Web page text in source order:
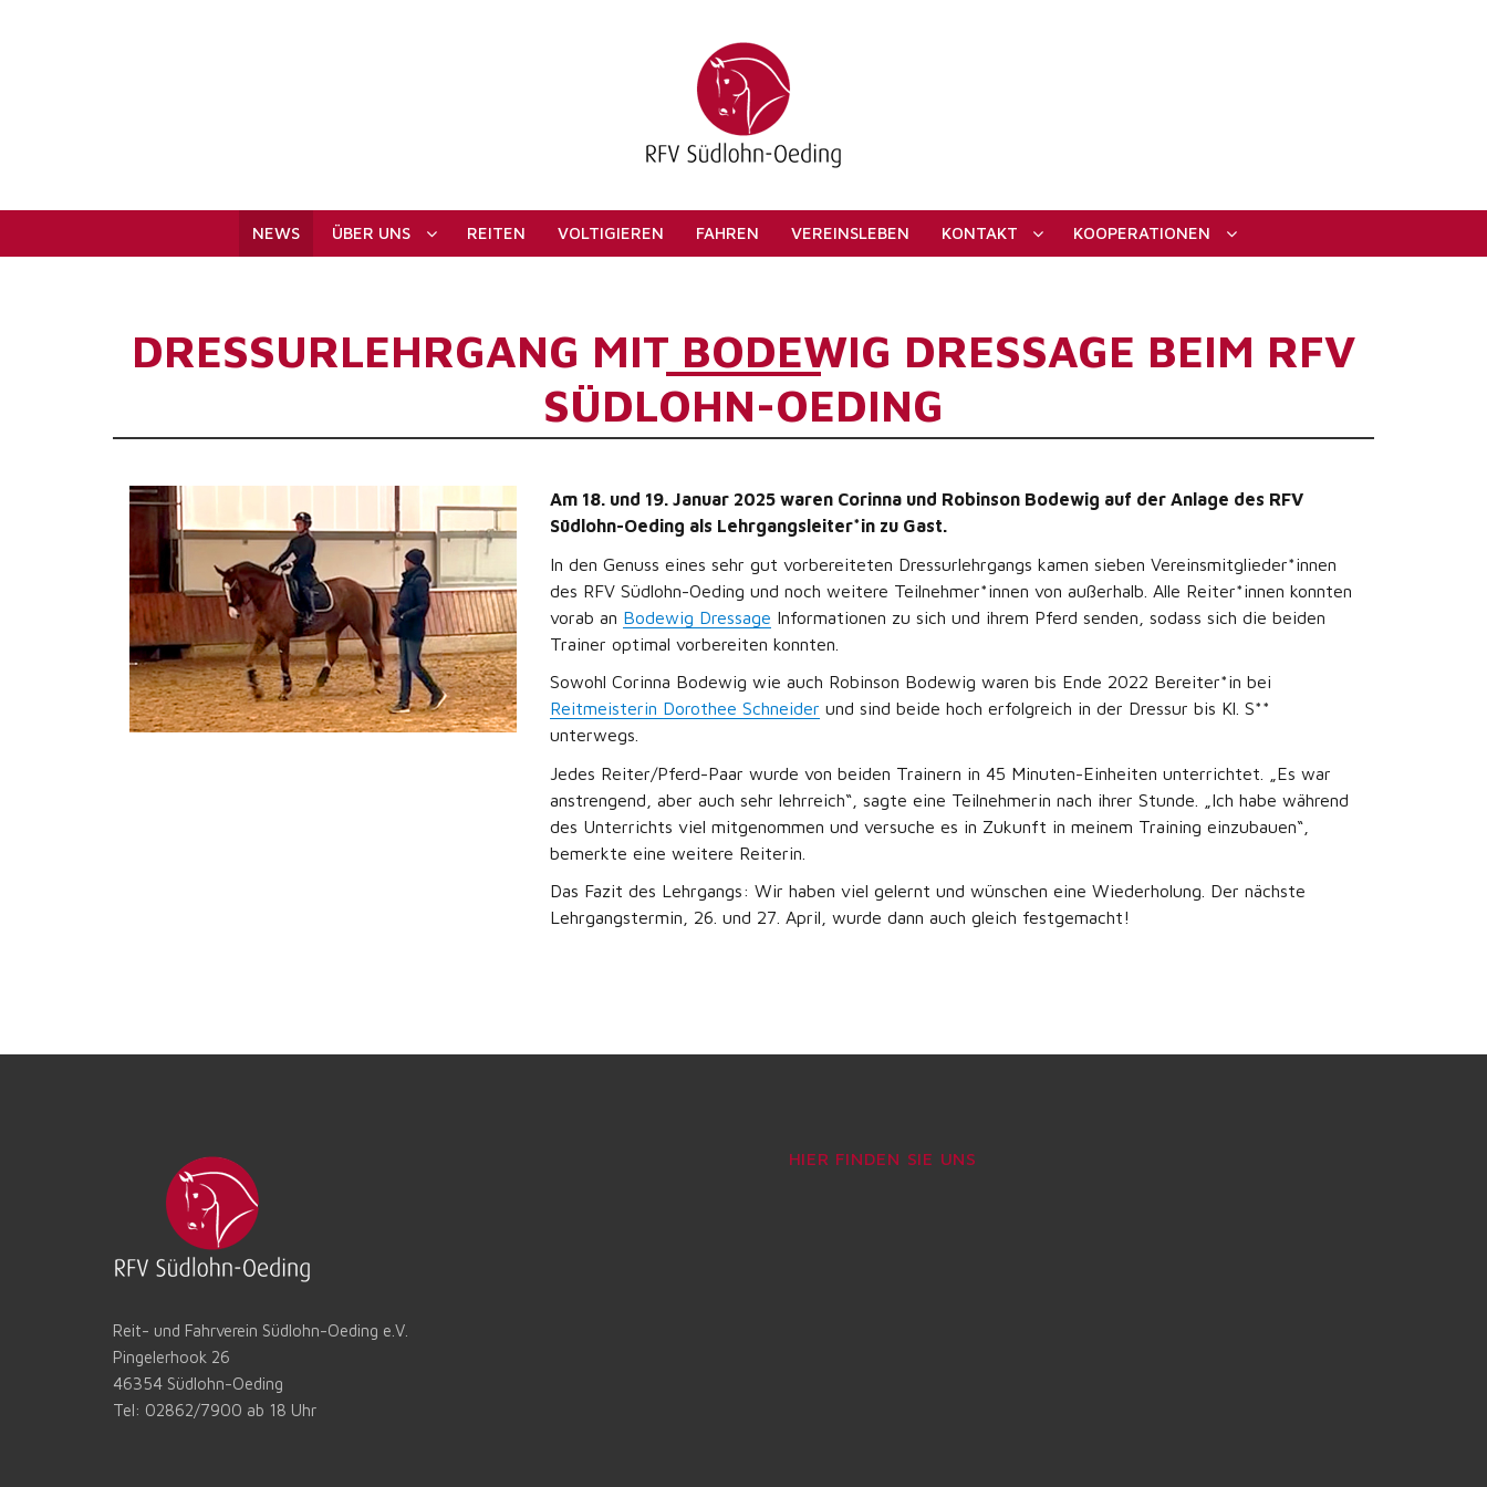
NEWS ÜBER UNS REITEN VOLTIGIEREN FAHREN VEREINSLEBEN KONTAKT KOOPERATIONEN
DRESSURLEHRGANG MIT BODEWIG DRESSAGE BEIM RFV
SÜDLOHN-OEDING
Am 18. und 19. Januar 2025 waren Corinna und Robinson Bodewig auf der Anlage des RFV
Südlohn-Oeding als Lehrgangsleiter*in zu Gast.
In den Genuss eines sehr gut vorbereiteten Dressurlehrgangs kamen sieben Vereinsmitglieder*innen
des RFV Südlohn-Oeding und noch weitere Teilnehmer*innen von außerhalb. Alle Reiter*innen konnten
vorab an Bodewig Dressage Informationen zu sich und ihrem Pferd senden, sodass sich die beiden
Trainer optimal vorbereiten konnten.
Sowohl Corinna Bodewig wie auch Robinson Bodewig waren bis Ende 2022 Bereiter*in bei
Reitmeisterin Dorothee Schneider und sind beide hoch erfolgreich in der Dressur bis Kl. S**
unterwegs.
Jedes Reiter/Pferd-Paar wurde von beiden Trainern in 45 Minuten-Einheiten unterrichtet. „Es war
anstrengend, aber auch sehr lehrreich“, sagte eine Teilnehmerin nach ihrer Stunde. „Ich habe während
des Unterrichts viel mitgenommen und versuche es in Zukunft in meinem Training einzubauen“,
bemerkte eine weitere Reiterin.
Das Fazit des Lehrgangs: Wir haben viel gelernt und wünschen eine Wiederholung. Der nächste
Lehrgangstermin, 26. und 27. April, wurde dann auch gleich festgemacht!
Reit- und Fahrverein Südlohn-Oeding e.V.
Pingelerhook 26
46354 Südlohn-Oeding
Tel: 02862/7900 ab 18 Uhr
HIER FINDEN SIE UNS